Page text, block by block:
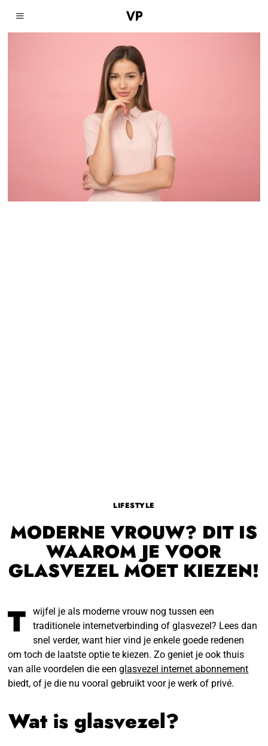
LIFESTYLE
MODERNE VROUW? DIT IS
WAAROM JE VOOR
GLASVEZEL MOET KIEZEN!
T
wijfel je als moderne vrouw nog tussen een
traditionele internetverbinding of glasvezel? Lees dan
snel verder, want hier vind je enkele goede redenen
om toch de laatste optie te kiezen. Zo geniet je ook thuis
van alle voordelen die eenglasvezel internet abonnement
biedt, of je die nu vooral gebruikt voor je werk of privé.
Wat is glasvezel?